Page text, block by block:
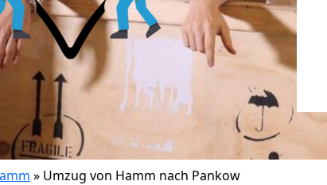
» Umzug von Hamm nach Pankow